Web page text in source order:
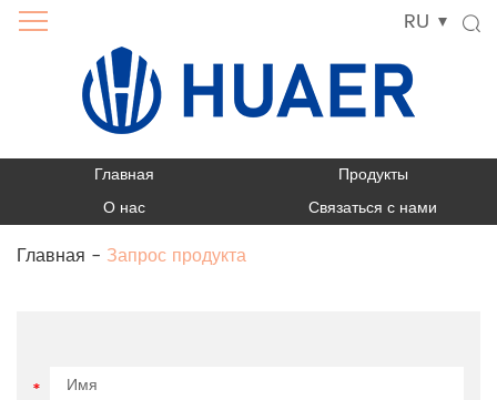
RU
Главная
Продукты
О нас
Связаться с нами
Главная - Запрос продукта